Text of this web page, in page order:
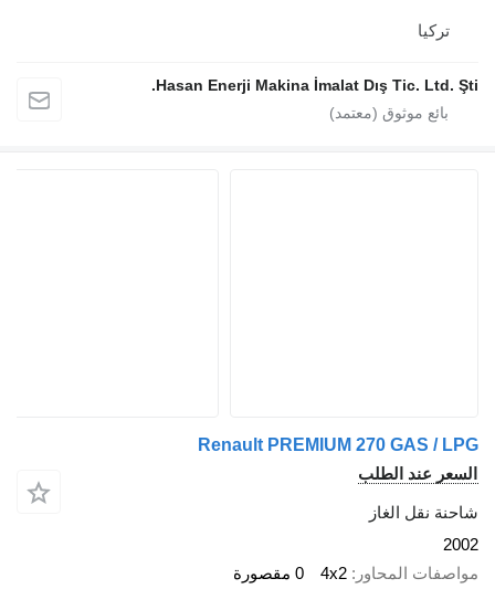
تركيا
Hasan Enerji Makina İmalat Dış Tic. Ltd.
Renault PREMIUM 270 GAS /
عند الطلب
نقل الغاز
المحاور 4x2 0 مقصورة